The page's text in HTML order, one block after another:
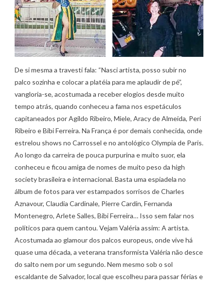
De si mesma a travesti fala: “Nasci artista, posso subir no
palco sozinha e colocar a platéia para me aplaudir de pé”,
vangloria-se, acostumada a receber elogios desde muito
tempo atrás, quando conheceu a fama nos espetáculos
capitaneados por Agildo Ribeiro, Miele, Aracy de Almeida, Peri
Ribeiro e Bibi Ferreira. Na França é por demais conhecida, onde
estrelou shows no Carrossel e no antológico Olympia de Paris.
Ao longo da carreira de pouca purpurina e muito suor, ela
conheceu e ficou amiga de nomes de muito peso da high
society brasileira e internacional. Basta uma espiadela no
álbum de fotos para ver estampados sorrisos de Charles
Aznavour, Claudia Cardinale, Pierre Cardin, Fernanda
Montenegro, Arlete Salles, Bibi Ferreira… Isso sem falar nos
políticos para quem cantou. Vejam Valéria assim: A artista.
Acostumada ao glamour dos palcos europeus, onde vive há
quase uma década, a veterana transformista Valéria não desce
do salto nem por um segundo. Nem mesmo sob o sol
escaldante de Salvador, local que escolheu para passar férias e